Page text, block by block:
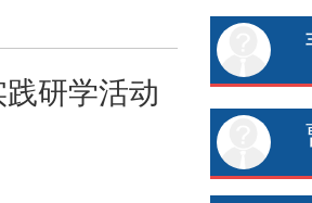
研学活动